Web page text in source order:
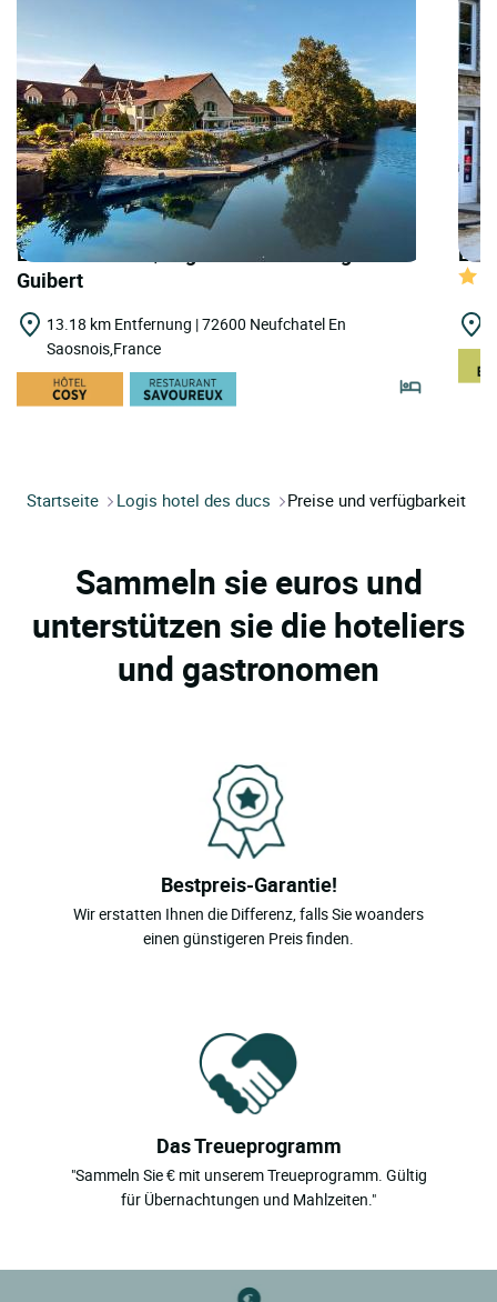
LOGIS HOTELS | Logis Hôtel les Etangs de
Guibert
13.18 km Entfernung | 72600 Neufchatel En
Saosnois,France
Startseite Logis hotel des ducs Preise und verfügbarkeit
Sammeln sie euros und
unterstützen sie die hoteliers
und gastronomen
Bestpreis-Garantie!
Wir erstatten Ihnen die Differenz, falls Sie woanders
einen günstigeren Preis finden.
Das Treueprogramm
"Sammeln Sie € mit unserem Treueprogramm. Gültig
für Übernachtungen und Mahlzeiten."